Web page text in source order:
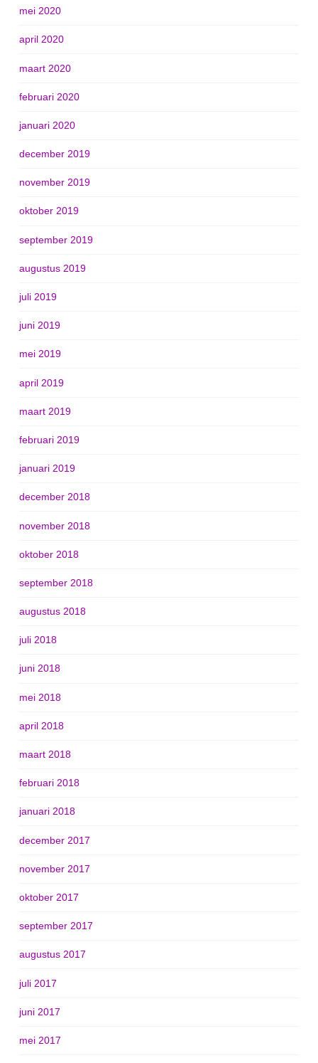
mei 2020
april 2020
maart 2020
februari 2020
januari 2020
december 2019
november 2019
oktober 2019
september 2019
augustus 2019
juli 2019
juni 2019
mei 2019
april 2019
maart 2019
februari 2019
januari 2019
december 2018
november 2018
oktober 2018
september 2018
augustus 2018
juli 2018
juni 2018
mei 2018
april 2018
maart 2018
februari 2018
januari 2018
december 2017
november 2017
oktober 2017
september 2017
augustus 2017
juli 2017
juni 2017
mei 2017